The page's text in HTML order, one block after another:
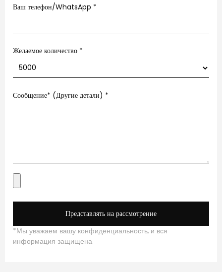
Ваш телефон/WhatsApp *
Желаемое количество *
Сообщение* (Другие детали) *
Представлять на рассмотрение
*Мы уважаем вашу конфиденциальность, и вся
информация защищена.